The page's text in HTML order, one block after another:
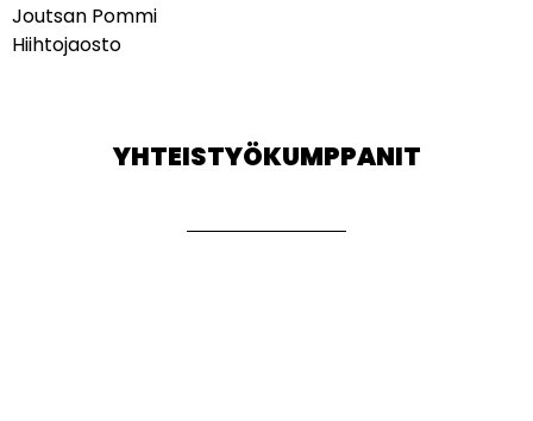
Joutsan Pommi
Hiihtojaosto
YHTEISTYÖKUMPPANIT